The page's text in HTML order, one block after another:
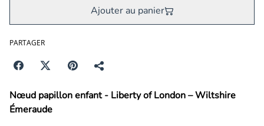
Ajouter au panier
PARTAGER
Nœud papillon enfant - Liberty of London – Wiltshire
Émeraude